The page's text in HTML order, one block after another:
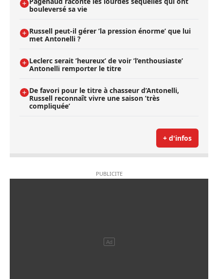
bouleversé sa vie
Russell peut-il gérer ’la pression énorme’ que lui
met Antonelli ?
Leclerc serait ’heureux’ de voir ’l’enthousiaste’
Antonelli remporter le titre
De favori pour le titre à chasseur d’Antonelli,
Russell reconnaît vivre une saison ’très
compliquée’
+ d'infos